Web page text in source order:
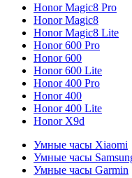
Honor Magic8 Pro
Honor Magic8
Honor Magic8 Lite
Honor 600 Pro
Honor 600
Honor 600 Lite
Honor 400 Pro
Honor 400
Honor 400 Lite
Honor X9d
Умные часы Xiaomi
Умные часы
Умные часы Garmin